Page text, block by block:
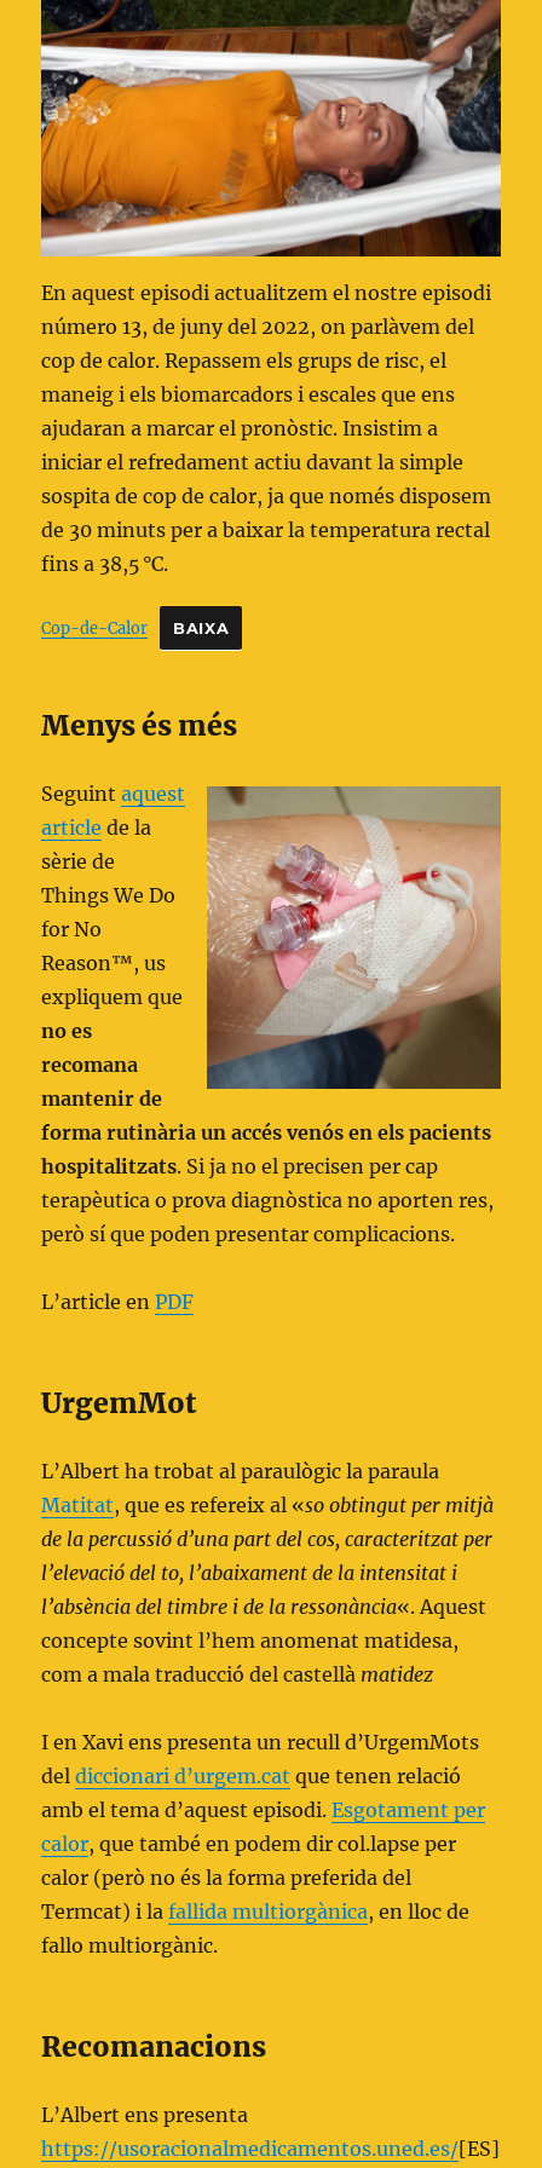
En aquest episodi actualitzem el nostre episodi
número 13, de juny del 2022, on parlàvem del
cop de calor. Repassem els grups de risc, el
maneig i els biomarcadors i escales que ens
ajudaran a marcar el pronòstic. Insistim a
iniciar el refredament actiu davant la simple
sospita de cop de calor, ja que només disposem
de 30 minuts per a baixar la temperatura rectal
fins a 38,5 °C.
Cop-de-Calor BAIXA
Menys és més
Seguintaquest
article de la
sèrie de
Things We Do
for No
Reason™, us
expliquem que
no es
recomana
mantenir de
forma rutinària un accés venós en els pacients
hospitalitzats. Si ja no el precisen per cap
terapèutica o prova diagnòstica no aporten res,
però sí que poden presentar complicacions.
L’article enPDF
UrgemMot
L’Albert ha trobat al paraulògic la paraula
Matitat, que es refereix al «so obtingut per mitjà
de la percussió d’una part del cos, caracteritzat per
l’elevació del to, l’abaixament de la intensitat i
l’absència del timbre i de la ressonància«. Aquest
concepte sovint l’hem anomenat matidesa,
com a mala traducció del castellà matidez
I en Xavi ens presenta un recull d’UrgemMots
deldiccionari d’urgem.cat que tenen relació
amb el tema d’aquest episodi.Esgotament per
calor, que també en podem dir col.lapse per
calor (però no és la forma preferida del
Termcat) i lafallida multiorgànica, en lloc de
fallo multiorgànic.
Recomanacions
L’Albert ens presenta
https://usoracionalmedicamentos.uned.es/[ES]